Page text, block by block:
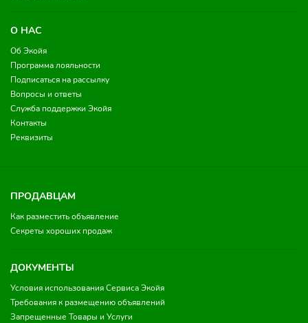
О НАС
Об Экойя
Программа лояльности
Подписаться на рассылку
Вопросы и ответы
Служба поддержки Экойя
Контакты
Реквизиты
ПРОДАВЦАМ
Как разместить объявление
Секреты хороших продаж
ДОКУМЕНТЫ
Условия использования Сервиса Экойя
Требования к размещению объявлений
Запрещенные Товары и Услуги